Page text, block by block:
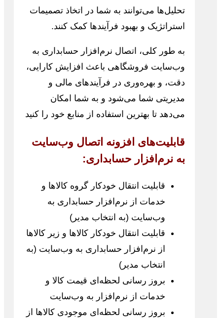
تحلیل‌ها می‌توانند به شما در اتخاذ تصمیمات
استراتژیک و بهبود فرآیندها کمک کنند.
به طور کلی، اتصال نرم‌افزار حسابداری به
وب‌سایت فروشگاهی باعث افزایش کارایی،
دقت، و بهره‌وری در فرآیندهای مالی و
مدیریتی شما می‌شود و به شما امکان
می‌دهد تا بهترین استفاده از منابع خود را کنید
قابلیت‌های افزونه اتصال وب‌سایت
به نرم‌افزار حسابداری:
قابلیت انتقال خودکار گروه کالاها و
خدمات از نرم‌افزار حسابداری به
وب‌سایت (به انتخاب مدیر)
قابلیت انتقال خودکار کالاها و زیر کالاها
از نرم‌افزار حسابداری به وب‌سایت (به
انتخاب مدیر)
بروز رسانی لحظه‌ای قیمت کالا و
خدمات از نرم‌افزار به وب‌سایت
بروز رسانی لحظه‌ای موجودی کالاها از